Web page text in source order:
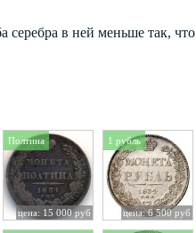
в ней меньше так, что
Полтина
цена: 15 000 руб
1 рубль
цена: 6 500 руб